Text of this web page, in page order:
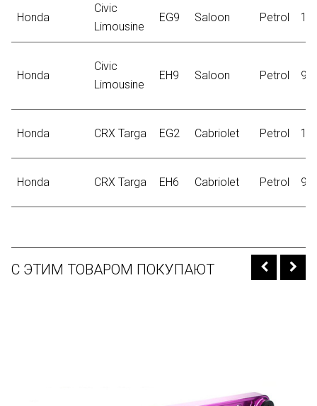
Honda
Civic
Limousine
EG9 Saloon Petrol
Honda
Civic
Limousine
EH9 Saloon Petrol 92
Honda CRX Targa EG2 Cabriolet Petrol
Honda CRX Targa EH6 Cabriolet Petrol 92
С ЭТИМ ТОВАРОМ ПОКУПАЮТ